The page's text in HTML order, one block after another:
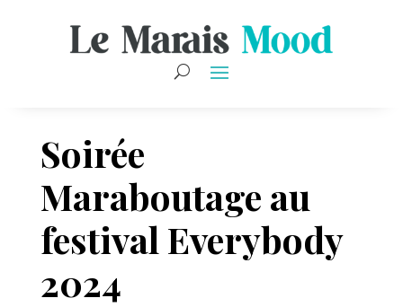
Soirée
Maraboutage au
festival Everybody
2024